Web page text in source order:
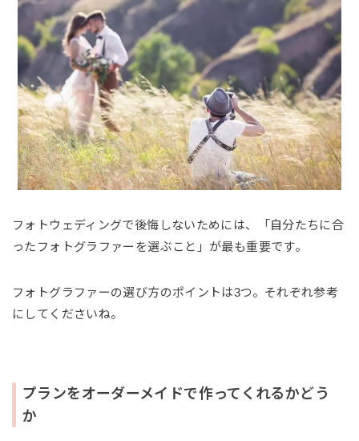
フォトウェディングで後悔しないためには、「自分たちに合
ったフォトグラファーを選ぶこと」が最も重要です。
フォトグラファーの選び方のポイントは3つ。それぞれ参考
にしてくださいね。
プランをオーダーメイドで作ってくれるかどう
か